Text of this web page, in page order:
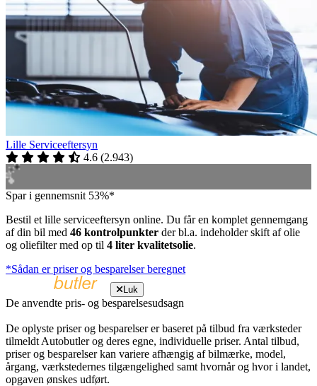
Lille Serviceeftersyn
4.6 (2.943)
Spar i gennemsnit 53%*
Bestil et lille serviceeftersyn online. Du får en komplet gennemgang
af din bil med 46 kontrolpunkter der bl.a. indeholder skift af olie
og oliefilter med op til 4 liter kvalitetsolie.
*Sådan er priser og besparelser beregnet
Luk
De anvendte pris- og besparelsesudsagn
De oplyste priser og besparelser er baseret på tilbud fra værksteder
tilmeldt Autobutler og deres egne, individuelle priser. Antal tilbud,
priser og besparelser kan variere afhængig af bilmærke, model,
årgang, værkstedernes tilgængelighed samt hvornår og hvor i landet,
opgaven ønskes udført.